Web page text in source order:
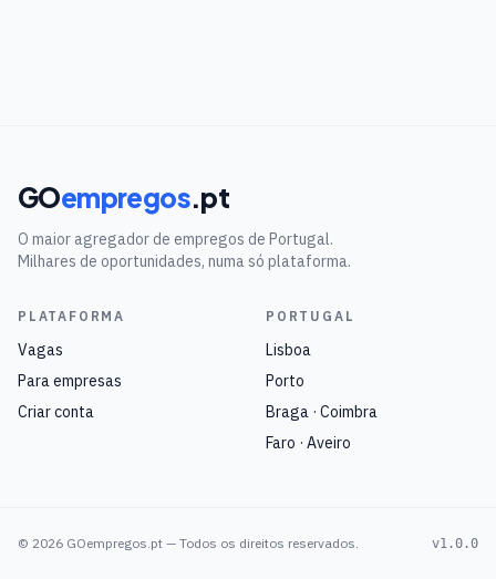
GOempregos.pt
O maior agregador de empregos de Portugal.
Milhares de oportunidades, numa só plataforma.
PLATAFORMA
Vagas
Para empresas
Criar conta
PORTUGAL
Lisboa
Porto
Braga · Coimbra
Faro · Aveiro
© 2026 GOempregos.pt — Todos os direitos reservados. v1.0.0